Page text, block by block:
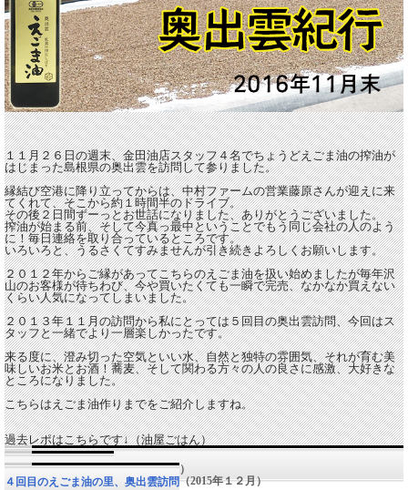
１１月２６日の週末、金田油店スタッフ４名でちょうどえごま油の搾油が
はじまった島根県の奥出雲を訪問して参りました。
縁結び空港に降り立ってからは、中村ファームの営業藤原さんが迎えに来
てくれて、そこから約１時間半のドライブ。
その後２日間ずーっとお世話になりました、ありがとうございました。
搾油が始まる前、そして今真っ最中ということでもう同じ会社の人のよう
に！毎日連絡を取り合っているところです。
いろいろと、うるさくてすみませんが引き続きよろしくお願いします。
２０１２年からご縁があってこちらのえごま油を扱い始めましたが毎年沢
山のお客様が待ちわび、今や買いたくても一瞬で完売、なかなか買えない
くらい人気になってしまいました。
２０１３年１１月の訪問から私にとっては５回目の奥出雲訪問、今回はス
タッフと一緒でより一層楽しかったです。
来る度に、澄み切った空気といい水、自然と独特の雰囲気、それが育む美
味しいお米とお酒！蕎麦、そして関わる方々の人の良さに感激、大好きな
ところになりました。
こちらはえごま油作りまでをご紹介しますね。
過去レポはこちらです↓（油屋ごはん）
エゴマ講演会／奥出雲（2014年７月）
４回目のえごま油の里、奥出雲訪問（2015年１２月）